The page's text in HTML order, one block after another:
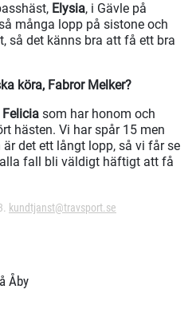
Elysia, i Gävle på
många lopp på sistone och
så det känns bra att få ett bra
köra, Fabror Melker?
Felicia som har honom och
hästen. Vi har spår 15 men
det ett långt lopp, så vi får se
fall bli väldigt häftigt att få
kundtjanst@travsport.se
Åby